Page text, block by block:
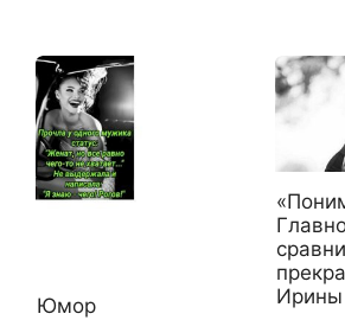
Юмор